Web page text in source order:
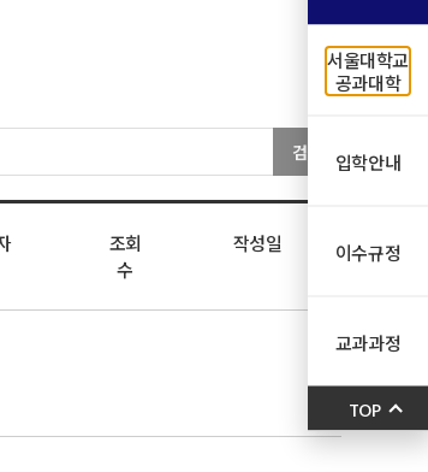
검색
조회
수
작성일
서울대학교
공과대학
입학안내
이수규정
교과과정
TOP